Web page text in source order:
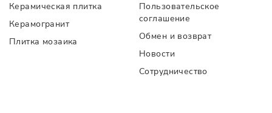
Керамическая плитка
Керамогранит
Плитка мозаика
Пользовательское
соглашение
Обмен и возврат
Новости
Сотрудничество